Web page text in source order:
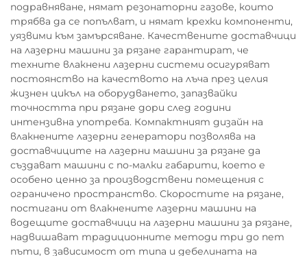
подравняване, нямат резонаторни газове, които
трябва да се попълват, и нямат крехки компоненти,
уязвими към замърсяване. Качествените доставчици
на лазерни машини за рязане гарантират, че
техните влакнени лазерни системи осигуряват
постоянство на качеството на лъча през целия
жизнен цикъл на оборудването, запазвайки
точността при рязане дори след години
интензивна употреба. Компактният дизайн на
влакнените лазерни генератори позволява на
доставчиците на лазерни машини за рязане да
създават машини с по-малки габарити, което е
особено ценно за производствени помещения с
ограничено пространство. Скоростите на рязане,
постигани от влакнените лазерни машини на
водещите доставчици на лазерни машини за рязане,
надвишават традиционните методи три до пет
пъти, в зависимост от типа и дебелината на